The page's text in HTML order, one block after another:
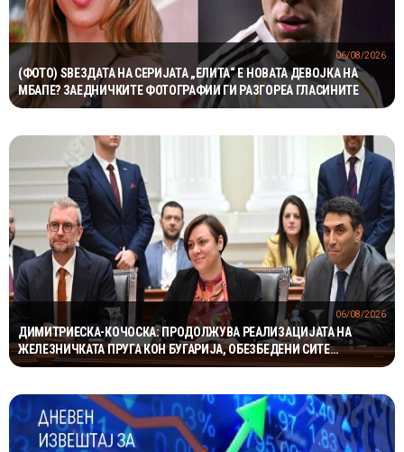
(ФОТО) ЅВЕЗДАТА НА СЕРИЈАТА „ЕЛИТА“ Е НОВАТА ДЕВОЈКА НА
МБАПЕ? ЗАЕДНИЧКИТЕ ФОТОГРАФИИ ГИ РАЗГОРЕА ГЛАСИНИТЕ
06/08/2026
ДИМИТРИЕСКА-КОЧОСКА: ПРОДОЛЖУВА РЕАЛИЗАЦИЈАТА НА
ЖЕЛЕЗНИЧКАТА ПРУГА КОН БУГАРИЈА, ОБЕЗБЕДЕНИ СИТЕ
ПРЕДУСЛОВИ
06/08/2026